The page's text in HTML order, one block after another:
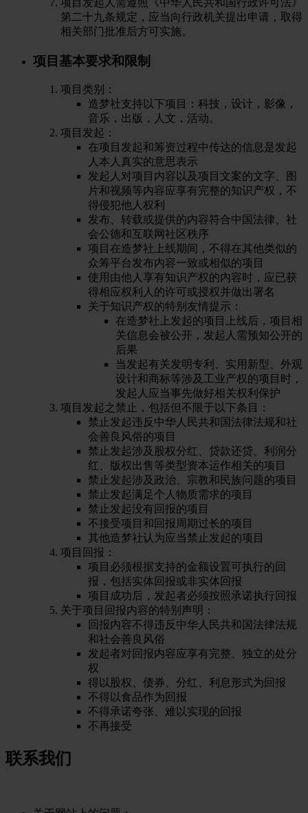
项目发起人需遵照《中华人民共和国行政许可法》
第二十九条规定，应当向行政机关提出申请，取得
相关部门批准后方可实施。
项目基本要求和限制
项目类别：
造梦社支持以下项目：科技，设计，影像，
音乐，出版，人文，活动。
项目发起：
在项目发起和筹资过程中传达的信息是发起
人本人真实的意思表示
发起人对项目内容以及项目文案的文字、图
片和视频等内容应享有完整的知识产权，不
得侵犯他人权利
发布、转载或提供的内容符合中国法律、社
会公德和互联网社区秩序
项目在造梦社上线期间，不得在其他类似的
众筹平台发布内容一致或相似的项目
使用由他人享有知识产权的内容时，应已获
得相应权利人的许可或授权并做出署名
关于知识产权的特别友情提示：
在造梦社上发起的项目上线后，项目相
关信息会被公开，发起人需预知公开的
后果
当发起有关发明专利、实用新型、外观
设计和商标等涉及工业产权的项目时，
发起人应当事先做好相关权利保护
项目发起之禁止，包括但不限于以下条目：
禁止发起违反中华人民共和国法律法规和社
会善良风俗的项目
禁止发起涉及股权分红、贷款还贷、利润分
红、版权出售等类型资本运作相关的项目
禁止发起涉及政治、宗教和民族问题的项目
禁止发起满足个人物质需求的项目
禁止发起没有回报的项目
不接受项目和回报周期过长的项目
其他造梦社认为应当禁止发起的项目
项目回报：
项目必须根据支持的金额设置可执行的回
报，包括实体回报或非实体回报
项目成功后，发起者必须按照承诺执行回报
关于项目回报内容的特别声明：
回报内容不得违反中华人民共和国法律法规
和社会善良风俗
发起者对回报内容应享有完整、独立的处分
权
得以股权、债券、分红、利息形式为回报
不得以食品作为回报
不得承诺夸张、难以实现的回报
不再接受
联系我们